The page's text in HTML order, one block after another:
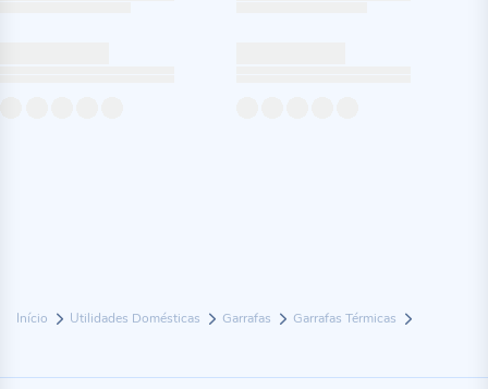
Início Utilidades Domésticas Garrafas Garrafas Térmicas